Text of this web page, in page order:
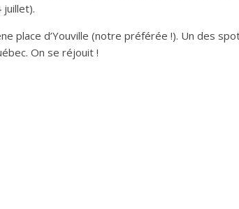
juillet).
place d’Youville (notre préférée !). Un des
On se réjouit !